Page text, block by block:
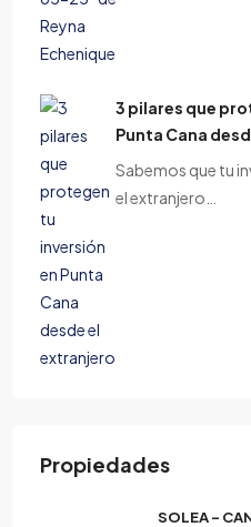
3 pilares que
Punta Cana
Sabemos que tu
el extranjero…
Propiedades
SOLEA –